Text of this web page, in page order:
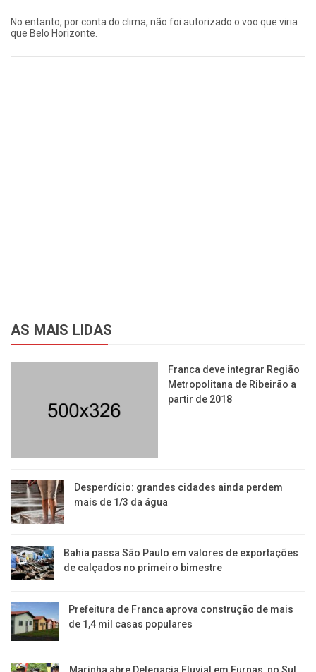
No entanto, por conta do clima, não foi autorizado o voo que viria
que Belo Horizonte.
AS MAIS LIDAS
Franca deve integrar Região
Metropolitana de Ribeirão a
partir de 2018
Desperdício: grandes cidades ainda perdem
mais de 1/3 da água
Bahia passa São Paulo em valores de exportações
de calçados no primeiro bimestre
Prefeitura de Franca aprova construção de mais
de 1,4 mil casas populares
Marinha abre Delegacia Fluvial em Furnas, no Sul